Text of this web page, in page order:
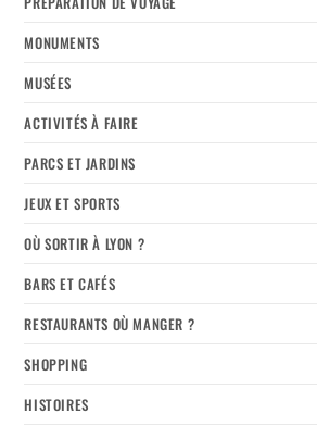
MONUMENTS
MUSÉES
ACTIVITÉS À FAIRE
PARCS ET JARDINS
JEUX ET SPORTS
OÙ SORTIR À LYON ?
BARS ET CAFÉS
RESTAURANTS OÙ MANGER ?
SHOPPING
HISTOIRES